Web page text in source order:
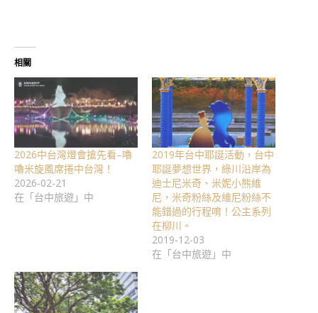
相關
2026中台灣燈會搶先看–嚕
嚕米旋風席捲中台灣！
2026-02-21
在「台中旅遊」中
2019年台中耶誕活動，台中
耶誕夢想世界，綠川沿岸為
迪士尼米奇、米妮小熊維
尼，米奇粉絲及維尼粉絲不
能錯過的行程唷！公主系列
在柳川。
2019-12-03
在「台中旅遊」中